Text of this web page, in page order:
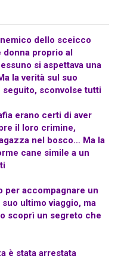
dello sceicco
donna proprio al
si aspettava una
la verità sul suo
seguito, sconvolse tutti
erano certi di aver
il loro crimine,
nel bosco… Ma la
cane simile a un
per accompagnare un
ultimo viaggio, ma
scoprì un segreto che
è stata arrestata